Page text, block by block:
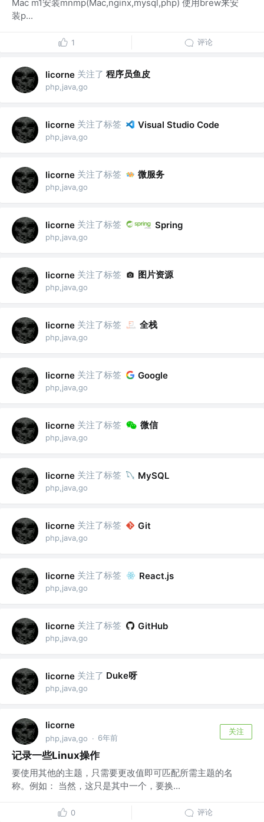
Mac m1安装mnmp(Mac,nginx,mysql,php) 使用brew来安
装p...
1 评论
licorne 关注了 程序员鱼皮
php,java,go
licorne 关注了标签 Visual Studio Code
php,java,go
licorne 关注了标签 微服务
php,java,go
licorne 关注了标签 Spring
php,java,go
licorne 关注了标签 图片资源
php,java,go
licorne 关注了标签 全栈
php,java,go
licorne 关注了标签 Google
php,java,go
licorne 关注了标签 微信
php,java,go
licorne 关注了标签 MySQL
php,java,go
licorne 关注了标签 Git
php,java,go
licorne 关注了标签 React.js
php,java,go
licorne 关注了标签 GitHub
php,java,go
licorne 关注了 Duke呀
php,java,go
licorne
php,java,go · 6年前
关注
记录一些Linux操作
要使用其他的主题，只需要更改值即可匹配所需主题的名
称。例如： 当然，这只是其中一个，要换...
0 评论